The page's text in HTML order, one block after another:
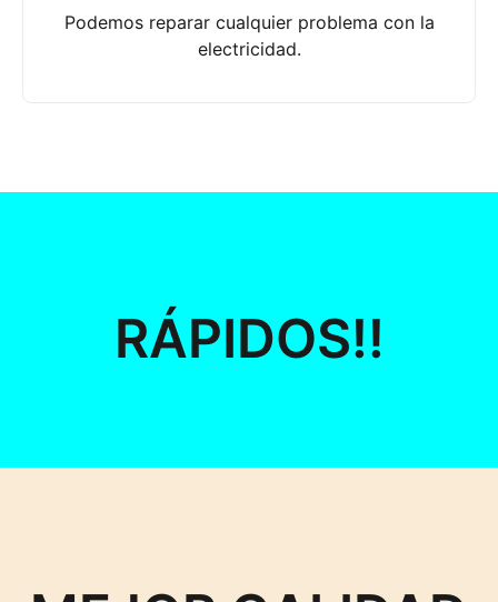
Podemos reparar cualquier problema con la
electricidad.
RÁPIDOS!!